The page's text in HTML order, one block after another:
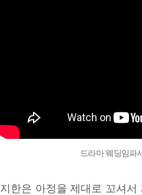
드라마 웨딩임파
지한은 아정을 제대로 꼬셔